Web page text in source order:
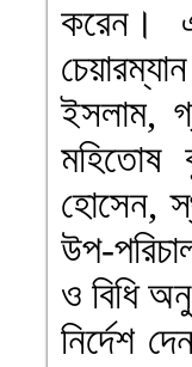
করেন।
ইসলাম,
মহিতোষ
হোসেন,
উপ-
ও বিধি
নির্দেশ